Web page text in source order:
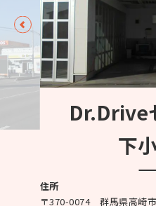
Dr.Drive
下
住所
〒370-0074
群馬県高崎